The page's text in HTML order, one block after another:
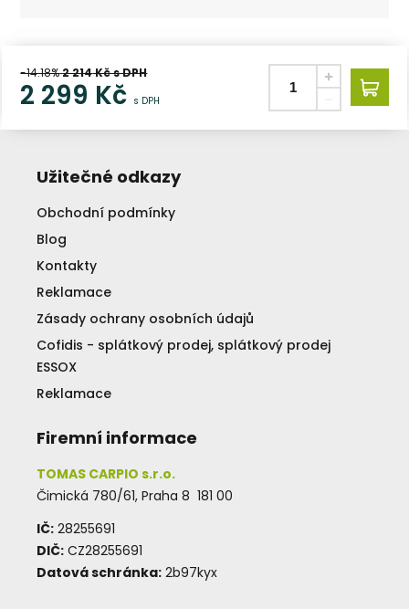
-14.18%2 214Kč s DPH
2 299 Kč s DPH
Užitečné odkazy
Obchodní podmínky
Blog
Kontakty
Reklamace
Zásady ochrany osobních údajů
Cofidis - splátkový prodej, splátkový prodej
ESSOX
Reklamace
Firemní informace
TOMAS CARPIO s.r.o.
Čimická 780/61, Praha 8 181 00
IČ: 28255691
DIČ: CZ28255691
Datová schránka: 2b97kyx